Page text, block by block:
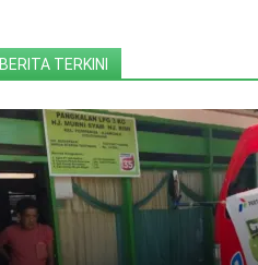
BERITA TERKINI